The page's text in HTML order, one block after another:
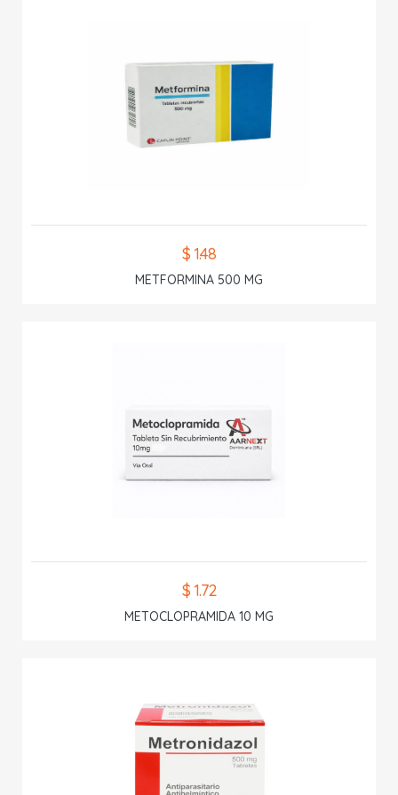
$ 1.48
METFORMINA 500 MG
$ 1.72
METOCLOPRAMIDA 10 MG